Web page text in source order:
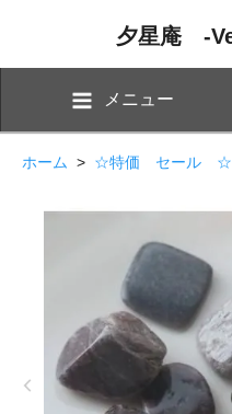
夕星庵 -
メニュー
ホーム > ☆特価 セール ☆